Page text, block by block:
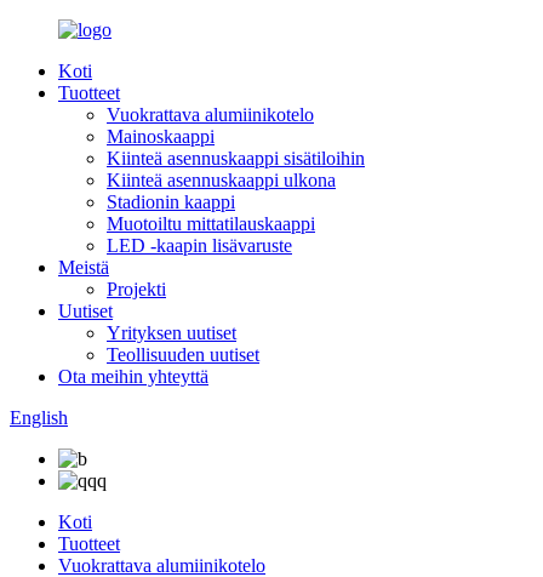
Koti
Tuotteet
Vuokrattava alumiinikotelo
Mainoskaappi
Kiinteä asennuskaappi sisätiloihin
Kiinteä asennuskaappi ulkona
Stadionin kaappi
Muotoiltu mittatilauskaappi
LED -kaapin lisävaruste
Meistä
Projekti
Uutiset
Yrityksen uutiset
Teollisuuden uutiset
Ota meihin yhteyttä
English
Koti
Tuotteet
Vuokrattava alumiinikotelo